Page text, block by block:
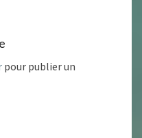
pour publier un